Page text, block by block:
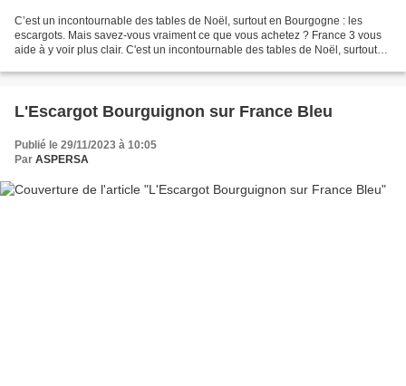
C’est un incontournable des tables de Noël, surtout en Bourgogne : les
escargots. Mais savez-vous vraiment ce que vous achetez ? France 3 vous
aide à y voir plus clair. C'est un incontournable des tables de Noël, surtout
L'Escargot Bourguignon sur France Bleu
Publié le 29/11/2023 à 10:05
Par ASPERSA